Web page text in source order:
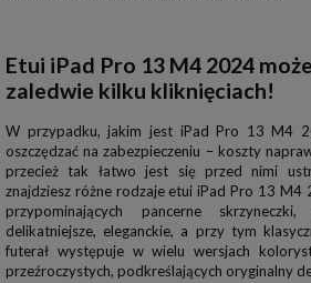
Etui iPad Pro 13 M4 2024
zaledwie kilku kliknięciach!
W przypadku, jakim jest iPad Pro 13 M4
oszczędzać na zabezpieczeniu – koszty
przecież tak łatwo jest się przed nimi
znajdziesz różne rodzaje etui iPad Pro 13 M4
przypominających pancerne
delikatniejsze, eleganckie, a przy tym
futerał występuje w wielu wersjach
przeźroczystych, podkreślających oryginalny